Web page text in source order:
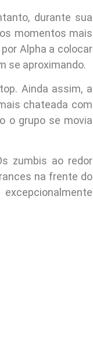
durante sua
momentos mais
Alpha a colocar
se aproximando.
Ainda assim, a
chateada com
o grupo se movia
zumbis ao redor
na frente do